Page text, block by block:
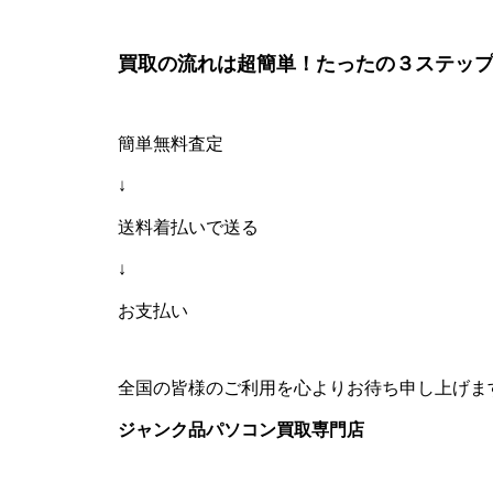
買取の流れは超簡単！たったの３ステッ
簡単無料査定
↓
送料着払いで送る
↓
お支払い
全国の皆様のご利用を心よりお待ち申し上げま
ジャンク品パソコン買取専門店